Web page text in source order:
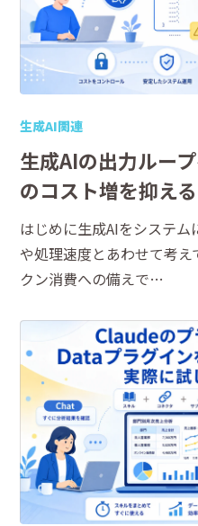
生成AI関連
生成AIの出力ルー
のコスト増を抑え
はじめに生成AIをシステ
や処理速度とあわせて考
クン消費への備えで…